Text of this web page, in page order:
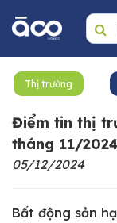
Trang nhất
Thuê
Dự án
Văn phòng
Thị trường
Điểm tin thị
tháng 11/2024
05/12/2024
Bất động sản